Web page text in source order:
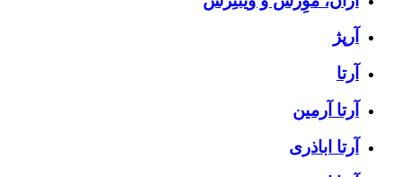
آرپژ
آرتا
آرتا آرمین
آرتا اباذری